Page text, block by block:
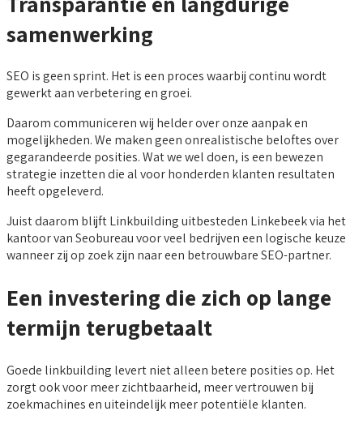
samenwerking
SEO is geen sprint. Het is een proces waarbij continu wordt
gewerkt aan verbetering en groei.
Daarom communiceren wij helder over onze aanpak en
mogelijkheden. We maken geen onrealistische beloftes over
gegarandeerde posities. Wat we wel doen, is een bewezen
strategie inzetten die al voor honderden klanten resultaten
heeft opgeleverd.
Juist daarom blijft Linkbuilding uitbesteden Linkebeek via het
kantoor van Seobureau voor veel bedrijven een logische keuze
wanneer zij op zoek zijn naar een betrouwbare SEO-partner.
Een investering die zich op lange
termijn terugbetaalt
Goede linkbuilding levert niet alleen betere posities op. Het
zorgt ook voor meer zichtbaarheid, meer vertrouwen bij
zoekmachines en uiteindelijk meer potentiële klanten.